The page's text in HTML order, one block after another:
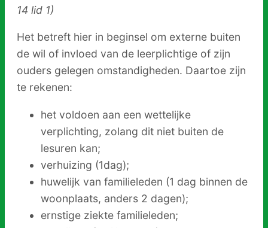
14 lid 1)
Het betreft hier in beginsel om externe buiten
de wil of invloed van de leerplichtige of zijn
ouders gelegen omstandigheden. Daartoe zijn
te rekenen:
het voldoen aan een wettelijke
verplichting, zolang dit niet buiten de
lesuren kan;
verhuizing (1dag);
huwelijk van familieleden (1 dag binnen de
woonplaats, anders 2 dagen);
ernstige ziekte familieleden;